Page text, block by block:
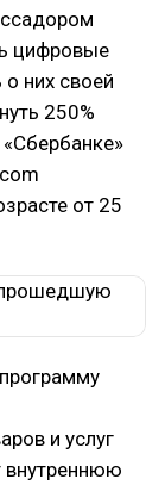
цифровые
них своей
250%
от 25
и услуг
внутреннюю